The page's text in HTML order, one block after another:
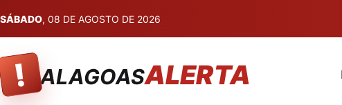
SÁBADO, 08 DE AGOSTO DE 2026
! ALAGOASALERTA